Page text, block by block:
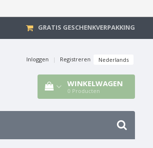
GRATIS GESCHENKVERPAKKING
Inloggen | Registreren Nederlands
WINKELWAGEN
0 Producten